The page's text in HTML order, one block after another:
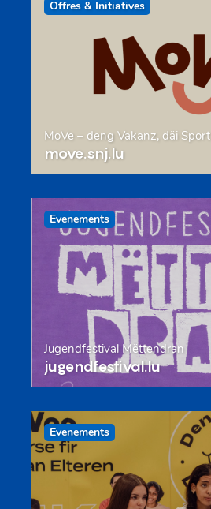
Offres & Initiatives
MoVe – deng Vakanz, däi Sport
move.snj.lu
Evenements
Jugendfestival Mëttendran
jugendfestival.lu
Evenements